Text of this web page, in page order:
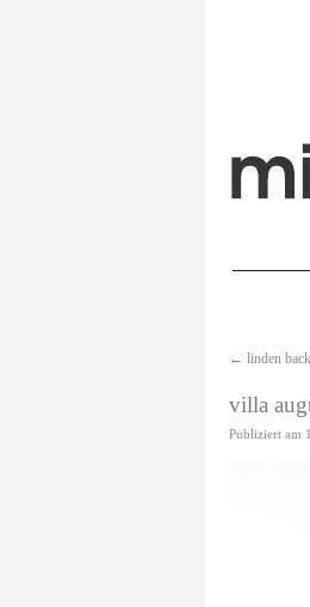
← linden
villa
Publiziert am